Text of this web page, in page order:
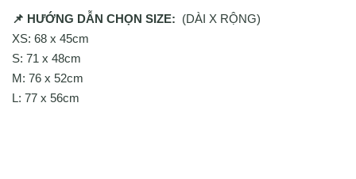
📌 HƯỚNG DẪN CHỌN SIZE: (DÀI X RỘNG)
XS: 68 x 45cm
S: 71 x 48cm
M: 76 x 52cm
L: 77 x 56cm